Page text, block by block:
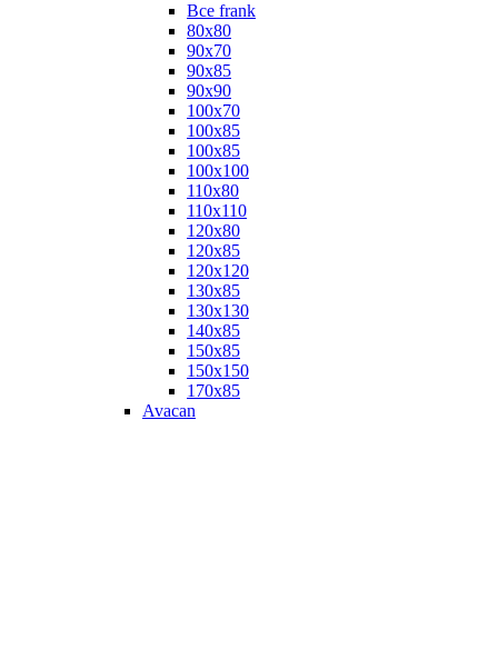
Все frank
80х80
90х70
90х85
90х90
100х70
100х85
100х85
100х100
110х80
110х110
120х80
120х85
120х120
130х85
130х130
140х85
150х85
150х150
170х85
Avacan